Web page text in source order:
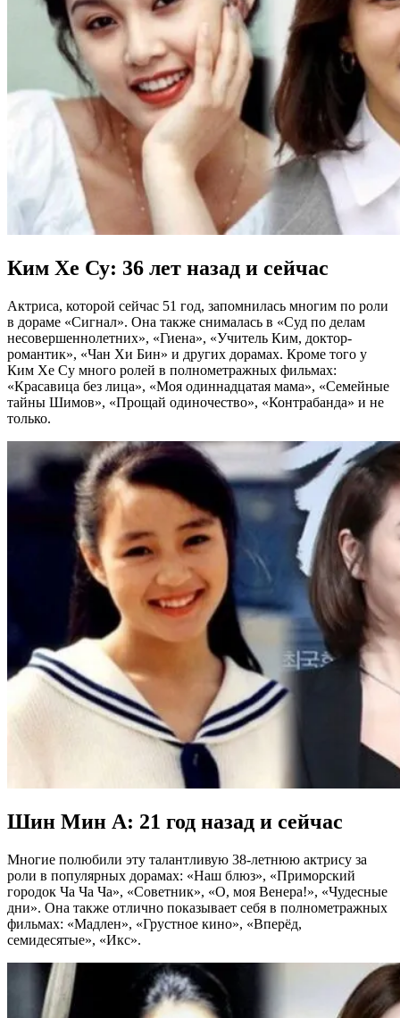
Ким Хе Су: 36 лет назад и сейчас
Актриса, которой сейчас 51 год, запомнилась многим по роли
в дораме «Сигнал». Она также снималась в «Суд по делам
несовершеннолетних», «Гиена», «Учитель Ким, доктор-
романтик», «Чан Хи Бин» и других дорамах. Кроме того у
Ким Хе Су много ролей в полнометражных фильмах:
«Красавица без лица», «Моя одиннадцатая мама», «Семейные
тайны Шимов», «Прощай одиночество», «Контрабанда» и не
только.
Шин Мин А: 21 год назад и сейчас
Многие полюбили эту талантливую 38-летнюю актрису за
роли в популярных дорамах: «Наш блюз», «Приморский
городок Ча Ча Ча», «Советник», «О, моя Венера!», «Чудесные
дни». Она также отлично показывает себя в полнометражных
фильмах: «Мадлен», «Грустное кино», «Вперёд,
семидесятые», «Икс».